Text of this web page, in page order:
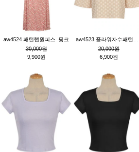
aw4524 패턴랩원피스_핑크
30,000원
9,900원
20,000원
6,900원